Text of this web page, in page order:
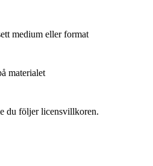
medium eller format
materialet
du följer licensvillkoren.